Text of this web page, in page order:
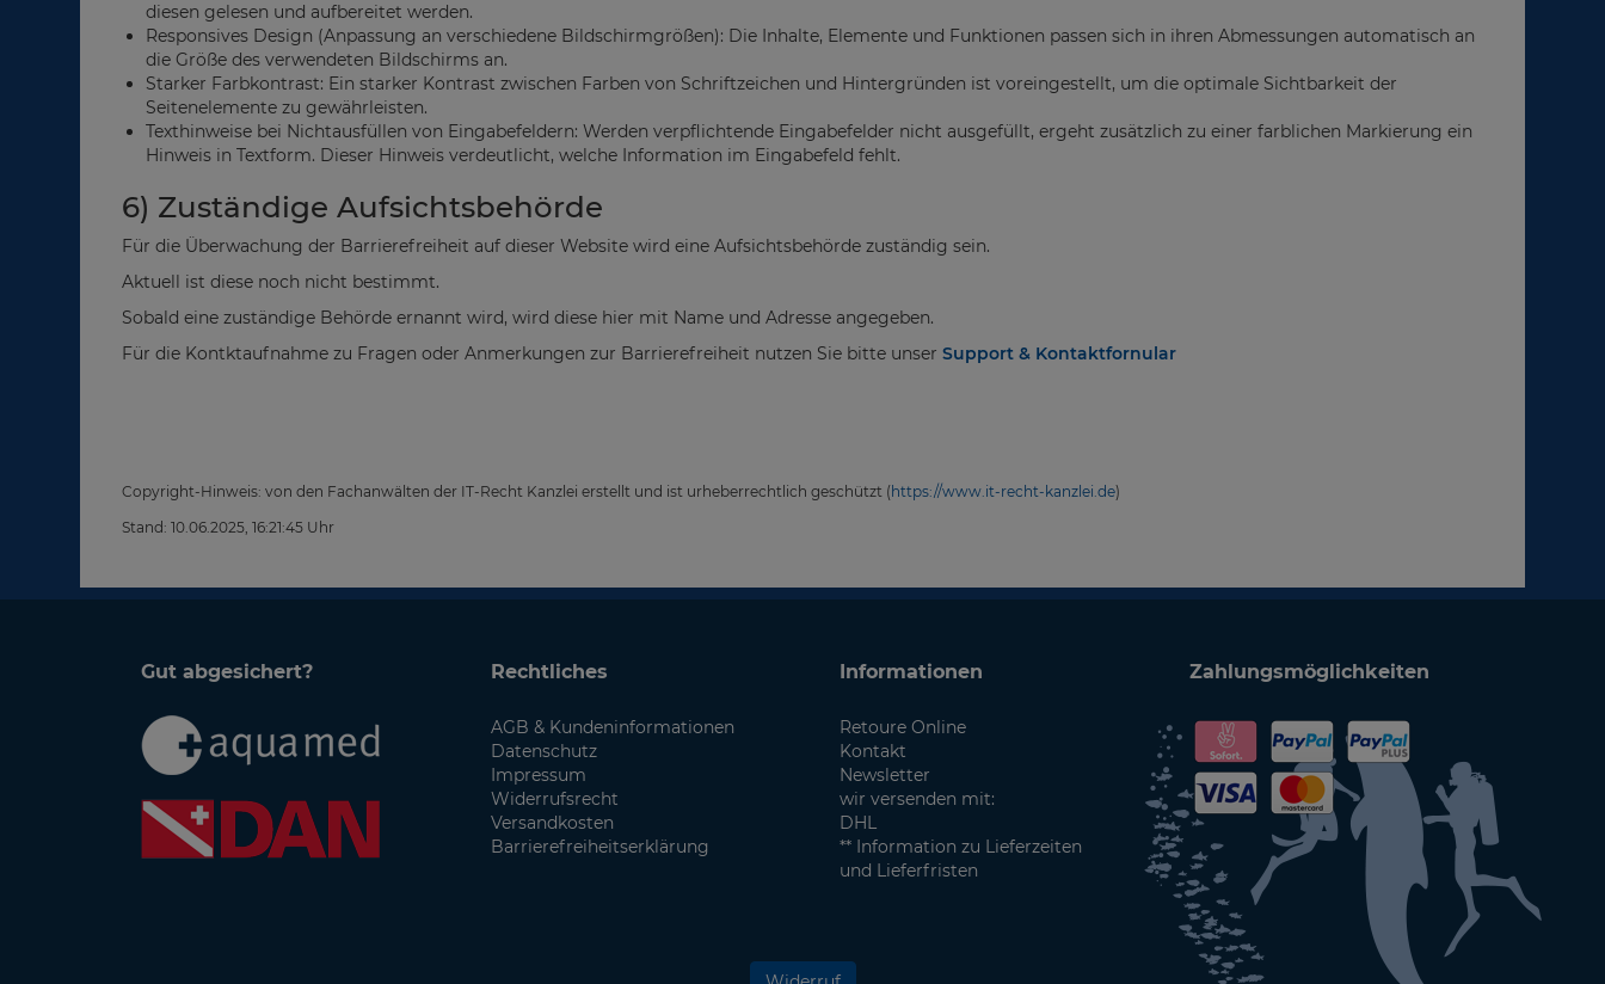
diesen gelesen und aufbereitet werden.
Responsives Design (Anpassung an verschiedene Bildschirmgrößen): Die Inhalte, Elemente und Funktionen passen sich in ihren Abmessungen automatisch an
die Größe des verwendeten Bildschirms an.
Starker Farbkontrast: Ein starker Kontrast zwischen Farben von Schriftzeichen und Hintergründen ist voreingestellt, um die optimale Sichtbarkeit der
Seitenelemente zu gewährleisten.
Texthinweise bei Nichtausfüllen von Eingabefeldern: Werden verpflichtende Eingabefelder nicht ausgefüllt, ergeht zusätzlich zu einer farblichen Markierung ein
Hinweis in Textform. Dieser Hinweis verdeutlicht, welche Information im Eingabefeld fehlt.
6) Zuständige Aufsichtsbehörde
Für die Überwachung der Barrierefreiheit auf dieser Website wird eine Aufsichtsbehörde zuständig sein.
Aktuell ist diese noch nicht bestimmt.
Sobald eine zuständige Behörde ernannt wird, wird diese hier mit Name und Adresse angegeben.
Für die Kontktaufnahme zu Fragen oder Anmerkungen zur Barrierefreiheit nutzen Sie bitte unser Support & Kontaktfornular
Copyright-Hinweis: von den Fachanwälten der IT-Recht Kanzlei erstellt und ist urheberrechtlich geschützt (https://www.it-recht-kanzlei.de)
Stand: 10.06.2025, 16:21:45 Uhr
Gut abgesichert? Rechtliches
AGB & Kundeninformationen
Datenschutz
Impressum
Widerrufsrecht
Versandkosten
Barrierefreiheitserklärung
Informationen
Retoure Online
Kontakt
Newsletter
wir versenden mit:
DHL
** Information zu Lieferzeiten
und Lieferfristen
Zahlungsmöglichkeiten